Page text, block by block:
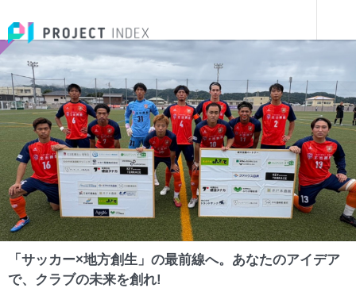
和歌山
「サッカー×地方創生」の最前線へ。あなたのアイデア
で、クラブの未来を創れ!